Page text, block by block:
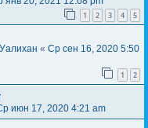
1 2 3 4 5
« Ср сен 16, 2020 5:50
1 2
июн 17, 2020 4:21 am